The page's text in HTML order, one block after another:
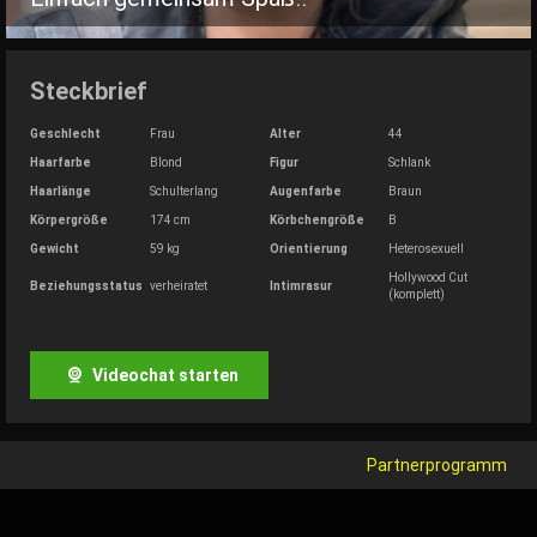
Steckbrief
Geschlecht Frau Alter 44
Haarfarbe Blond Figur Schlank
Haarlänge Schulterlang Augenfarbe Braun
Körpergröße 174 cm Körbchengröße B
Gewicht 59 kg Orientierung Heterosexuell
Beziehungsstatus verheiratet Intimrasur
Hollywood Cut
(komplett)
Videochat starten
Partnerprogramm